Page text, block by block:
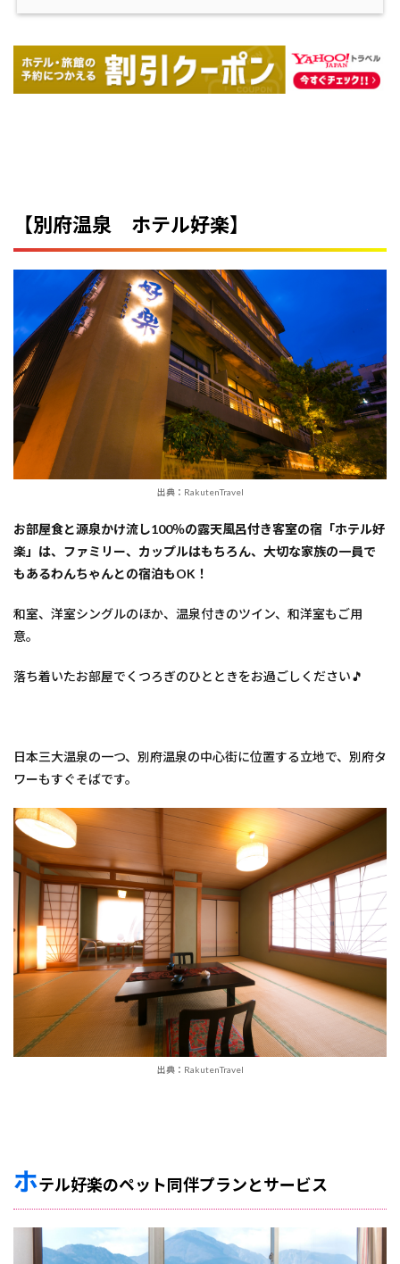
【別府温泉 ホテル好楽】
出典：RakutenTravel
お部屋食と源泉かけ流し100％の露天風呂付き客室の宿「ホテル好
楽」は、ファミリー、カップルはもちろん、大切な家族の一員で
もあるわんちゃんとの宿泊もOK！
和室、洋室シングルのほか、温泉付きのツイン、和洋室もご用
意。
落ち着いたお部屋でくつろぎのひとときをお過ごしください🎵
日本三大温泉の一つ、別府温泉の中心街に位置する立地で、別府タ
ワーもすぐそばです。
出典：RakutenTravel
ホテル好楽のペット同伴プランとサービス